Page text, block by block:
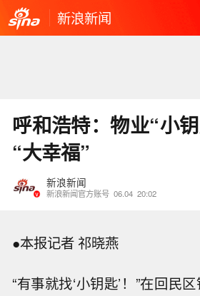
新浪新闻
呼和浩特：物业“小
“大幸福”
新浪新闻
新浪新闻官方账号 06.04 20:02
●本报记者 祁晓燕
“有事就找‘小钥匙’！”在回民